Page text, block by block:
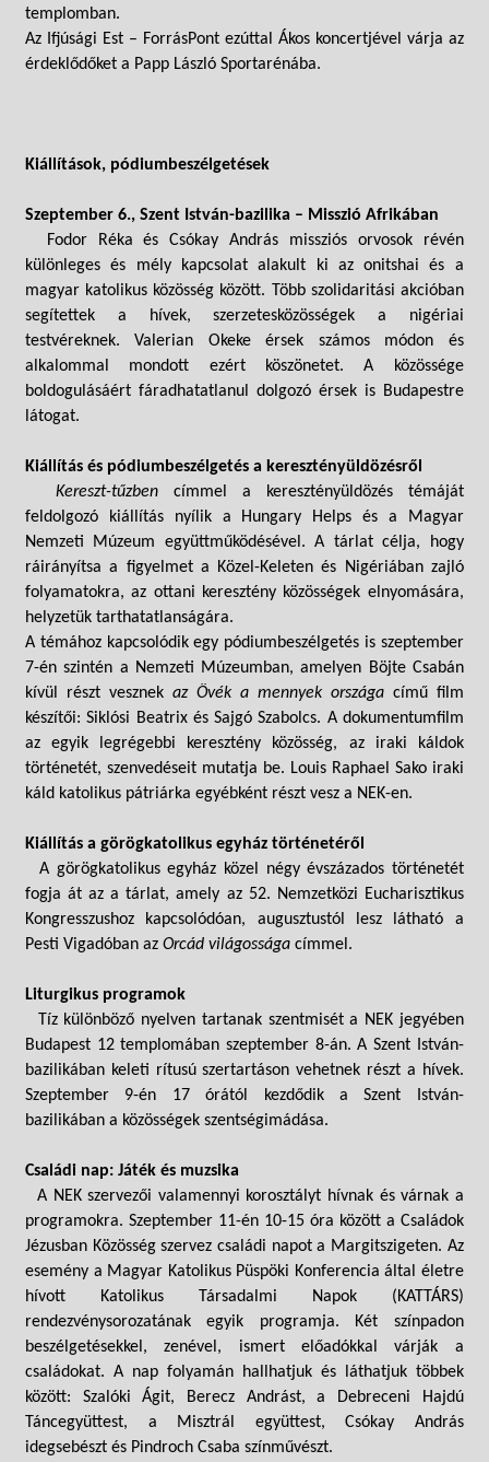
templomban.
Az Ifjúsági Est – ForrásPont ezúttal Ákos koncertjével várja az
érdeklődőket a Papp László Sportarénába.
Kiállítások, pódiumbeszélgetések
Szeptember 6., Szent István-bazilika – Misszió Afrikában
Fodor Réka és Csókay András missziós orvosok révén
különleges és mély kapcsolat alakult ki az onitshai és a
magyar katolikus közösség között. Több szolidaritási akcióban
segítettek a hívek, szerzetesközösségek a nigériai
testvéreknek. Valerian Okeke érsek számos módon és
alkalommal mondott ezért köszönetet. A közössége
boldogulásáért fáradhatatlanul dolgozó érsek is Budapestre
látogat.
Kiállítás és pódiumbeszélgetés a keresztényüldözésről
Kereszt-tűzbencímmel a keresztényüldözés témáját
feldolgozó kiállítás nyílik a Hungary Helps és a Magyar
Nemzeti Múzeum együttműködésével. A tárlat célja, hogy
ráirányítsa a figyelmet a Közel-Keleten és Nigériában zajló
folyamatokra, az ottani keresztény közösségek elnyomására,
helyzetük tarthatatlanságára.
A témához kapcsolódik egy pódiumbeszélgetés is szeptember
7-én szintén a Nemzeti Múzeumban, amelyen Böjte Csabán
kívül részt vesznek az Övék a mennyek országacímű film
készítői: Siklósi Beatrix és Sajgó Szabolcs. A dokumentumfilm
az egyik legrégebbi keresztény közösség, az iraki káldok
történetét, szenvedéseit mutatja be. Louis Raphael Sako iraki
káld katolikus pátriárka egyébként részt vesz a NEK-en.
Kiállítás a görögkatolikus egyház történetéről
A görögkatolikus egyház közel négy évszázados történetét
fogja át az a tárlat, amely az 52. Nemzetközi Eucharisztikus
Kongresszushoz kapcsolódóan, augusztustól lesz látható a
Pesti Vigadóban az Orcád világossága címmel.
Liturgikus programok
Tíz különböző nyelven tartanak szentmisét a NEK jegyében
Budapest 12 templomában szeptember 8-án. A Szent István-
bazilikában keleti rítusú szertartáson vehetnek részt a hívek.
Szeptember 9-én 17 órától kezdődik a Szent István-
bazilikában a közösségek szentségimádása.
Családi nap: Játék és muzsika
A NEK szervezői valamennyi korosztályt hívnak és várnak a
programokra. Szeptember 11-én 10-15 óra között a Családok
Jézusban Közösség szervez családi napot a Margitszigeten. Az
esemény a Magyar Katolikus Püspöki Konferencia által életre
hívott Katolikus Társadalmi Napok (KATTÁRS)
rendezvénysorozatának egyik programja. Két színpadon
beszélgetésekkel, zenével, ismert előadókkal várják a
családokat. A nap folyamán hallhatjuk és láthatjuk többek
között: Szalóki Ágit, Berecz Andrást, a Debreceni Hajdú
Táncegyüttest, a Misztrál együttest, Csókay András
idegsebészt és Pindroch Csaba színművészt.